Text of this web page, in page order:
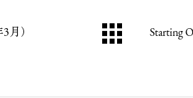
月） Starting